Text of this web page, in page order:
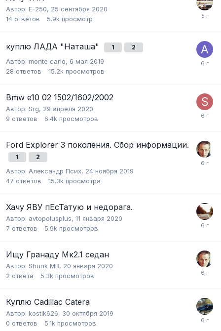
Автор: E-250, 25 сентября 2020
14 ответов 5.9k просмотр
куплю ЛАДА "Наташа" 1 2
Автор: monte carlo, 6 мая 2019
28 ответов 15.2k просмотров
Bmw e10 02 1502/1602/2002
Автор: Srg, 29 апреля 2020
9 ответов 6.4k просмотров
Ford Explorer 3 поколения. Сбор информации.
1 2
Автор: Александр Псих, 24 ноября 2019
47 ответов 15.3k просмотра
Хачу ЯВУ пЕсТатую и недорага.
Автор: avtopolusplus, 11 января 2020
7 ответов 5.9k просмотров
Ищу Гранаду Мк2.1 седан
Автор: Shurik MB, 20 января 2020
2 ответа 5.3k просмотров
Куплю Cadillac Catera
Автор: kostik626, 30 октября 2019
0 ответов 5.1k просмотров